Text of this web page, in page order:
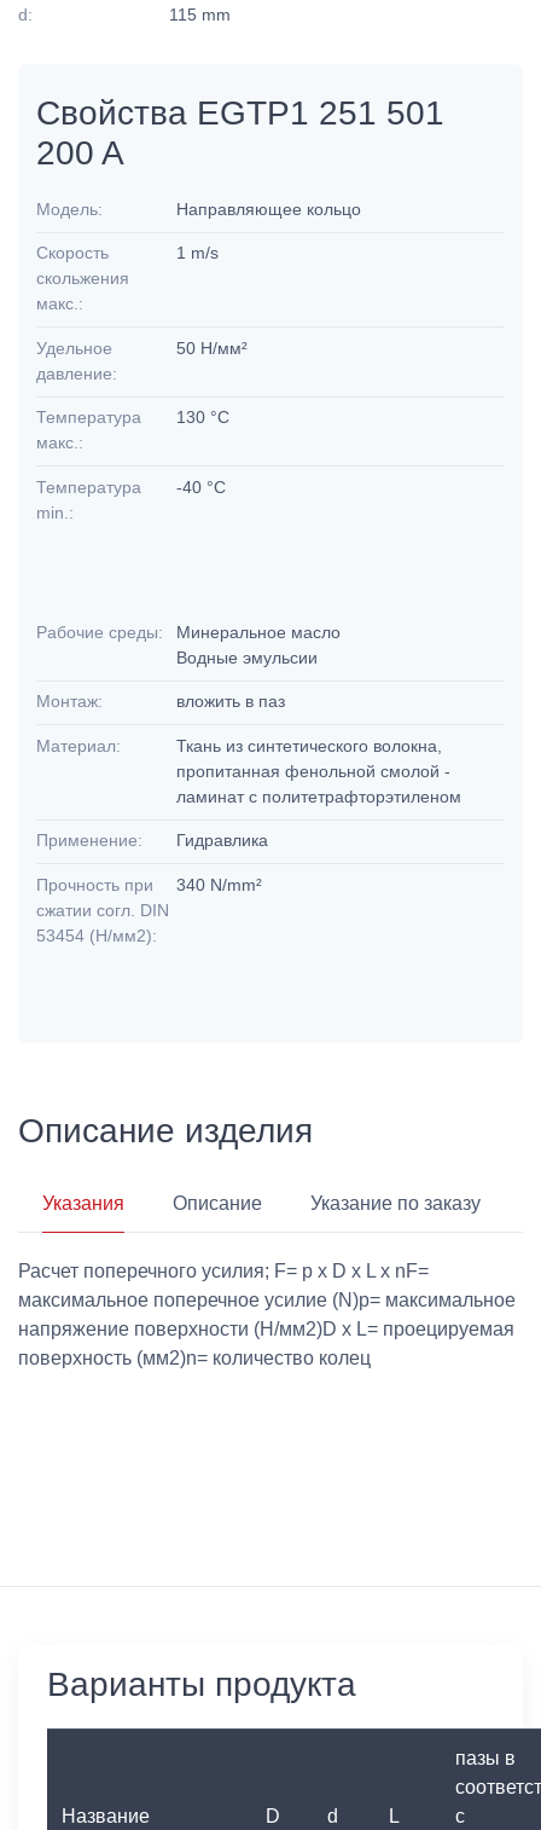
d: 115 mm
Свойства EGTP1 251 501
200 A
Модель: Направляющее кольцо
Скорость
скольжения
макс.:
1 m/s
Удельное
давление:
50 Н/мм²
Температура
макс.:
130 °C
Температура
min.:
-40 °C
Рабочие среды:
Минеральное масло
Водные эмульсии
Монтаж: вложить в паз
Материал:
Ткань из синтетического волокна,
пропитанная фенольной смолой -
ламинат с политетрафторэтиленом
Применение: Гидравлика
Прочность при
сжатии согл. DIN
53454 (Н/мм2):
340 N/mm²
Описание изделия
Указания Описание Указание по заказу
Расчет поперечного усилия; F= p x D x L x nF=
максимальное поперечное усилие (N)p= максимальное
напряжение поверхности (Н/мм2)D x L= проецируемая
поверхность (мм2)n= количество колец
Варианты продукта
Название D d L
пазы в
с